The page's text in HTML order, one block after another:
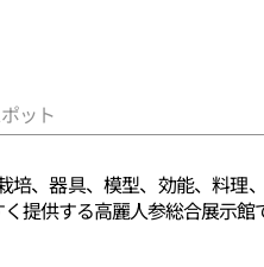
ット
、器具、模型、効能、料理
提供する高麗人参総合展示館